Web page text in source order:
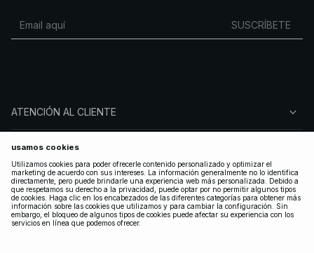
SUSCRÍBETE
ATENCIÓN AL CLIENTE
SOBRE NA-KD
SÍGUENOS
LEGAL